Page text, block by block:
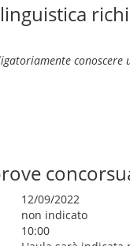
conoscere
12/09/2022
non indicato
10:00